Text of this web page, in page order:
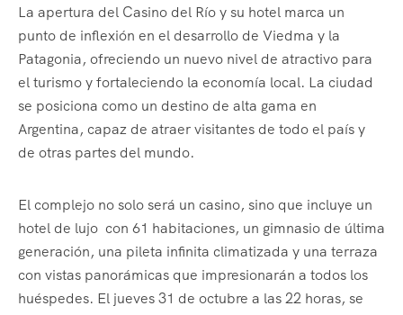
La apertura del Casino del Río y su hotel marca un
punto de inflexión en el desarrollo de Viedma y la
Patagonia, ofreciendo un nuevo nivel de atractivo para
el turismo y fortaleciendo la economía local. La ciudad
se posiciona como un destino de alta gama en
Argentina, capaz de atraer visitantes de todo el país y
de otras partes del mundo.
El complejo no solo será un casino, sino que incluye un
hotel de lujo con 61 habitaciones, un gimnasio de última
generación, una pileta infinita climatizada y una terraza
con vistas panorámicas que impresionarán a todos los
huéspedes. El jueves 31 de octubre a las 22 horas, se